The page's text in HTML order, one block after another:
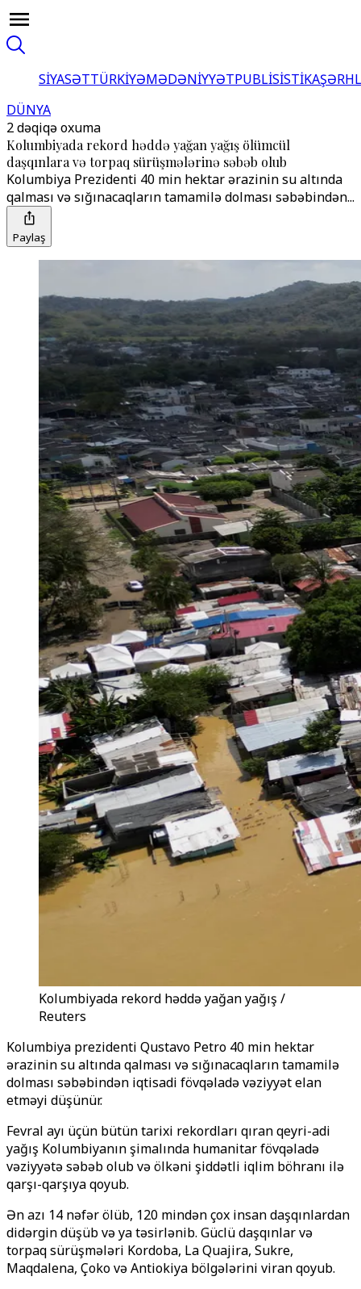
SİYASƏTTÜRKİYƏMƏDƏNİYYƏTPUBLİSİSTİKA
DÜNYA
2 dəqiqə oxuma
Kolumbiyada rekord həddə yağan yağış ölümcül
daşqınlara və torpaq sürüşmələrinə səbəb olub
Kolumbiya Prezidenti 40 min hektar ərazinin su altında
qalması və sığınacaqların tamamilə dolması səbəbindən...
Paylaş
Kolumbiyada rekord həddə yağan yağış /
Reuters
Kolumbiya prezidenti Qustavo Petro 40 min hektar
ərazinin su altında qalması və sığınacaqların tamamilə
dolması səbəbindən iqtisadi fövqəladə vəziyyət elan
etməyi düşünür.
Fevral ayı üçün bütün tarixi rekordları qıran qeyri-adi
yağış Kolumbiyanın şimalında humanitar fövqəladə
vəziyyətə səbəb olub və ölkəni şiddətli iqlim böhranı ilə
qarşı-qarşıya qoyub.
Ən azı 14 nəfər ölüb, 120 mindən çox insan daşqınlardan
didərgin düşüb və ya təsirlənib. Güclü daşqınlar və
torpaq sürüşmələri Kordoba, La Quajira, Sukre,
Maqdalena, Çoko və Antiokiya bölgələrini viran qoyub.